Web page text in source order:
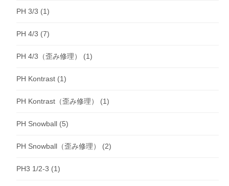
PH 3/3 (1)
PH 4/3 (7)
PH 4/3（歪み修理） (1)
PH Kontrast (1)
PH Kontrast（歪み修理） (1)
PH Snowball (5)
PH Snowball（歪み修理） (2)
PH3 1/2-3 (1)